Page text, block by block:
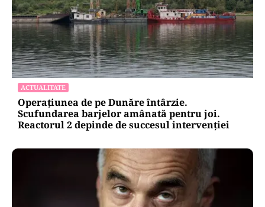
ACTUALITATE
Operațiunea de pe Dunăre întârzie.
Scufundarea barjelor amânată pentru joi.
Reactorul 2 depinde de succesul intervenției